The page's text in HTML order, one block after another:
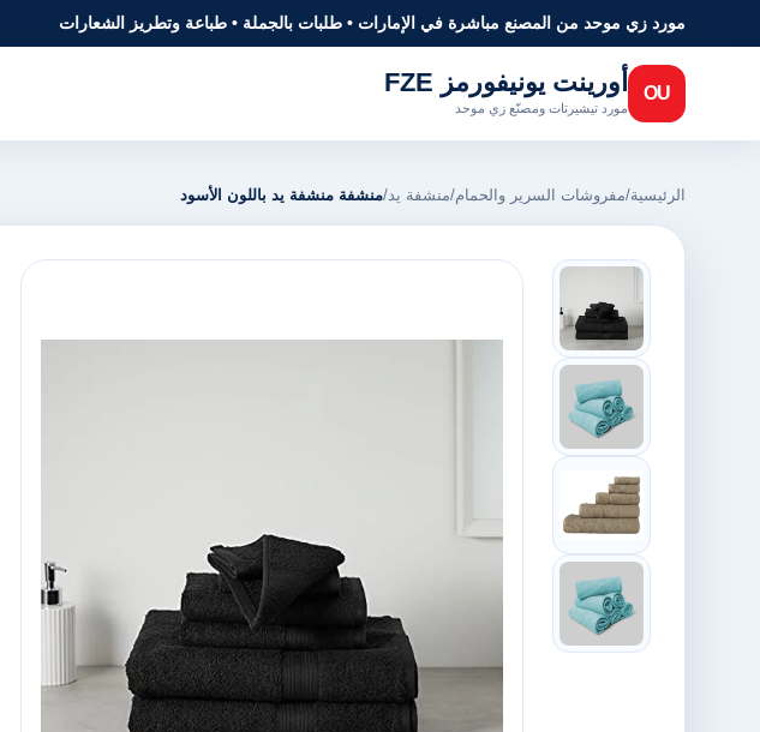
مورد زي موحد من المصنع مباشرة في الإمارات • طلبات بالجملة • طباعة وتطريز الشعارات
OU أورينت يونيفورمز FZE
مورد تيشيرتات ومصنّع زي موحد
الرئيسية/مفروشات السرير والحمام/منشفة يد/منشفة منشفة يد باللون الأسود